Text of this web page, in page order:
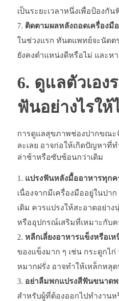
เป็นระยะเวลาหนึ่งเพื่อป้องกั
ติดตามผลหลังถอดเครื่องมือ
ในช่วงแรก ทันตแพทย์จะนัดต
ยังคงตำแหน่งดีหรือไม่ และ
6. ดูแลตัวเอง
ฟันอย่างไรใ
การดูแลสุขภาพช่องปากขณะ
ละเลย อาจก่อให้เกิดปัญหาที่
ล่าช้าหรือซับซ้อนกว่าเดิม
แปรงฟันหลังมื้ออาหารทุกค
เนื่องจากมีเครื่องมืออยู่ในปา
เดิม ควรแปรงให้สะอาดอย่า
หรืออุปกรณ์เสริมที่เหมาะกับ
หลีกเลี่ยงอาหารแข็งหรือเห
ของแข็งมาก ๆ เช่น กระดูกไก่
หมากฝรั่ง อาจทำให้เหล็กหลุด
อย่าลืมพกแปรงสีฟันขนาด
สำหรับผู้ที่ต้องออกไปทำงาน